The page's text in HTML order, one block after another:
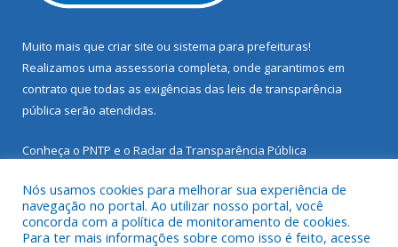
Muito mais que criar site ou sistema para prefeituras!
Realizamos uma assessoria completa, onde garantimos em
contrato que todas as exigências das leis de transparência
pública serão atendidas.
Conheça o PNTP e o Radar da Transparência Pública
Todos os direitos reservados a Prefeitura Municipal de Santarém
Nós usamos cookies para melhorar sua experiência de
navegação no portal. Ao utilizar nosso portal, você
concorda com a política de monitoramento de cookies.
Para ter mais informações sobre como isso é feito, acesse